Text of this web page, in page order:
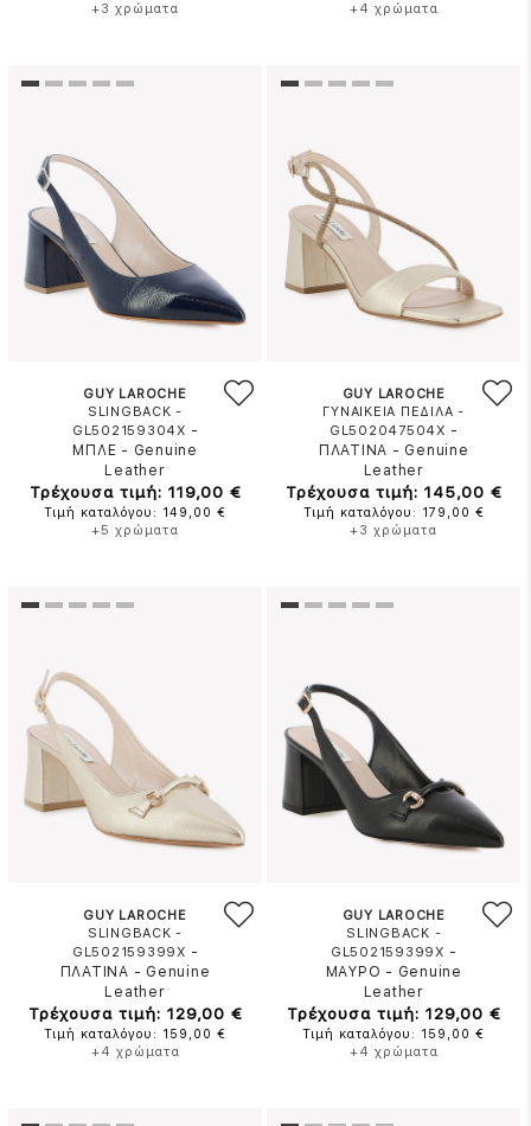
+3 χρώματα
+4 χρώματα
GUY LAROCHE
SLINGBACK -
GL502159304X -
ΜΠΛΕ - Genuine
Leather
Τρέχουσα τιμή: 119,00 €
Τιμή καταλόγου: 149,00 €
+5 χρώματα
GUY LAROCHE
ΓΥΝΑΙΚΕΙΑ ΠΕΔΙΛΑ -
GL502047504X -
ΠΛΑΤΙΝΑ - Genuine
Leather
Τρέχουσα τιμή: 145,00 €
Τιμή καταλόγου: 179,00 €
+3 χρώματα
GUY LAROCHE
SLINGBACK -
GL502159399X -
ΠΛΑΤΙΝΑ - Genuine
Leather
Τρέχουσα τιμή: 129,00 €
Τιμή καταλόγου: 159,00 €
+4 χρώματα
GUY LAROCHE
SLINGBACK -
GL502159399X -
ΜΑΥΡΟ - Genuine
Leather
Τρέχουσα τιμή: 129,00 €
Τιμή καταλόγου: 159,00 €
+4 χρώματα